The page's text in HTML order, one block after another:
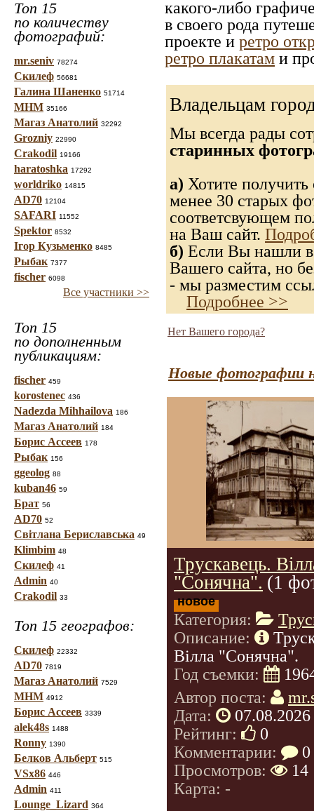
Топ 15
по количеству
фотографий:
mr.seniv 78274
Скилеф 56681
Галина Шаненко 51714
МНМ 35166
Магаз Анатолий 32292
Grozniy 22990
Crakodil 19166
haratoshka 17292
worldriko 14815
AD70 12104
SAFARI 11552
Spektor 8532
Ігор Кузьменко 8485
Рыбак 7377
fischer 6098
Все участники >>
Топ 15
по дополненным
публикациям:
fischer 459
korostenec 436
Nadezda Mihhailova 186
Магаз Анатолий 184
Борис Ассеев 178
Рыбак 156
ggeolog 88
kuban46 59
Брат 56
AD70 52
Світлана Бериславська 49
Klimbim 48
Скилеф 41
Admin 40
Crakodil 33
Топ 15 географов:
Скилеф 22332
AD70 7819
Магаз Анатолий 7529
МНМ 4912
Борис Ассеев 3339
alek48s 1488
Ronny 1390
Белков Альберт 515
VSx86 446
Admin 411
Lounge_Lizard 364
какого-либо
в своего рода
проекте и ретро
ретро плакатам и
Владельцам
Мы всегда рады
старинных
а) Хотите
менее 30 старых
соответсвующем
на Ваш сайт.
б) Если Вы нашли в
Вашего сайта, но
- мы разместим
Подробнее >>
Нет Вашего города?
Новые фотографии
Трускавець.
"Сонячна". (1
новое
Категория:
Описание:
Вілла "Сонячна".
Год съемки:
Автор поста:
Дата:
Рейтинг:
0
Комментарии:
0
Просмотров:
14
Карта: -